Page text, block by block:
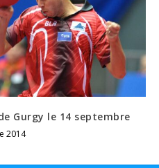
Gurgy le 14 septembre
2014